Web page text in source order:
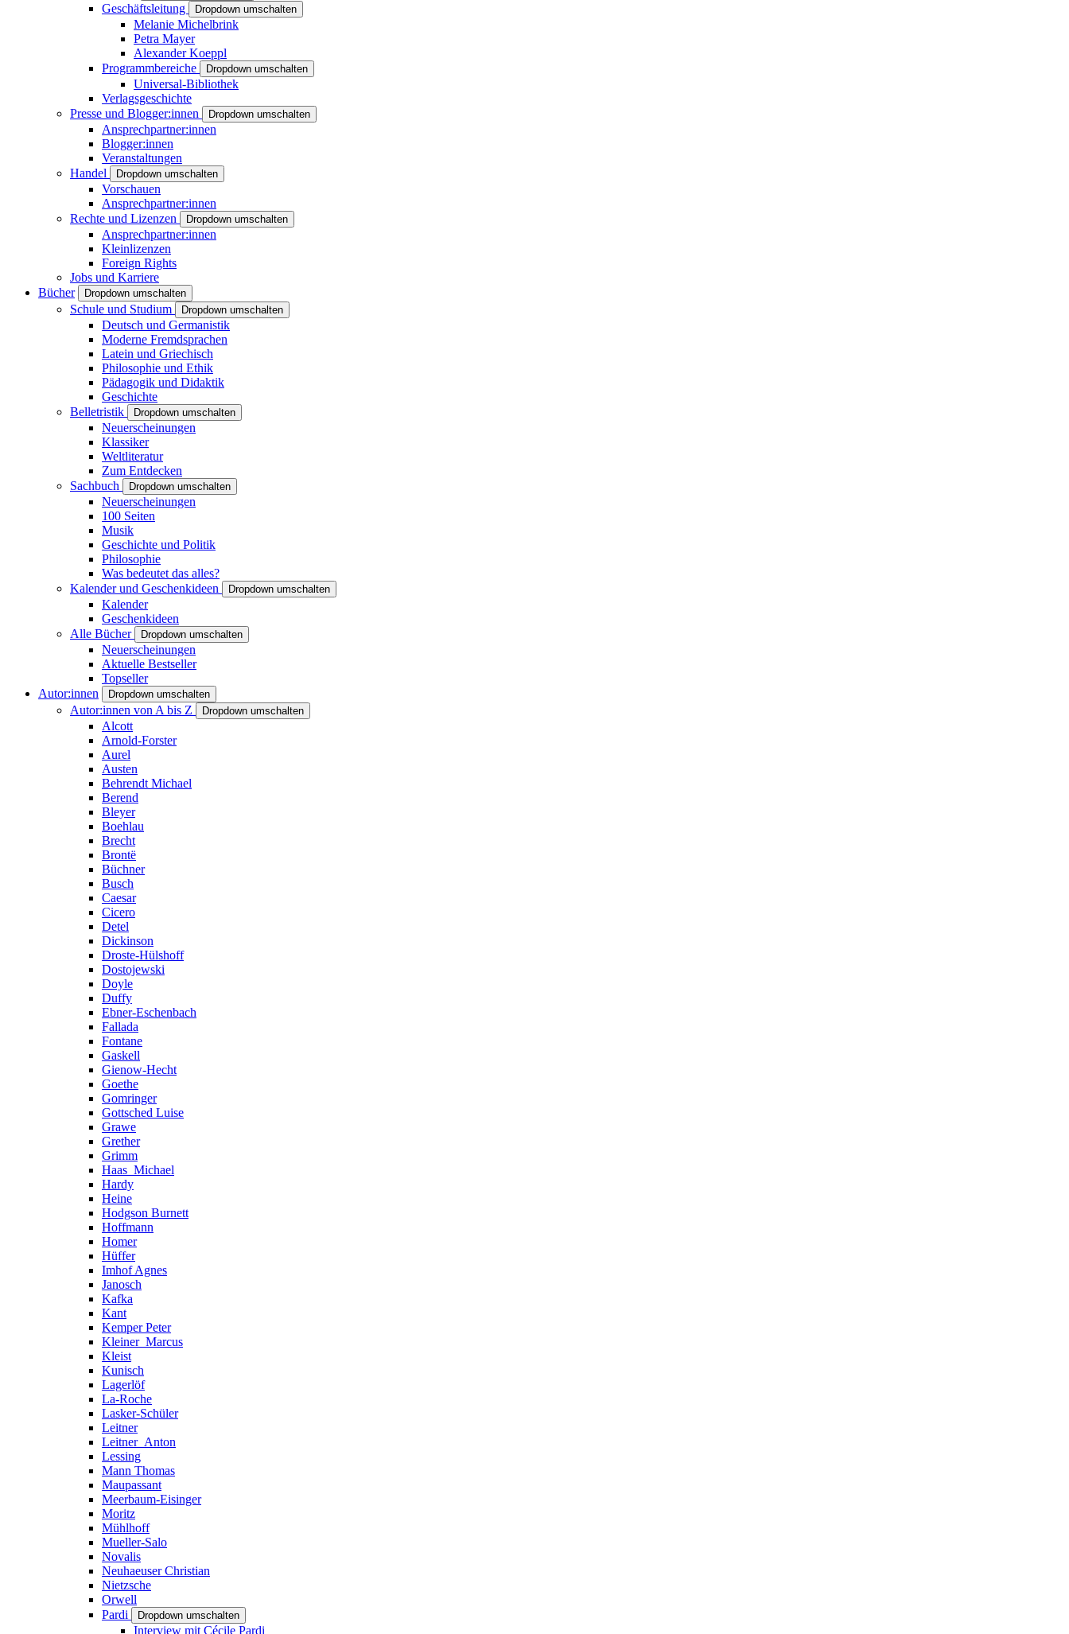
Geschäftsleitung Dropdown umschalten
Melanie Michelbrink
Petra Mayer
Alexander Koeppl
Programmbereiche
Dropdown umschalten
Universal-Bibliothek
Verlagsgeschichte
Presse und Blogger:innen
Dropdown umschalten
Ansprechpartner:innen
Blogger:innen
Veranstaltungen
Handel
Dropdown umschalten
Vorschauen
Ansprechpartner:innen
Rechte und Lizenzen
Dropdown umschalten
Ansprechpartner:innen
Kleinlizenzen
Foreign Rights
Jobs und Karriere
Bücher
Dropdown umschalten
Schule und Studium Dropdown umschalten
Deutsch und Germanistik
Moderne Fremdsprachen
Latein und Griechisch
Philosophie und Ethik
Pädagogik und Didaktik
Geschichte
Belletristik
Dropdown umschalten
Neuerscheinungen
Klassiker
Weltliteratur
Zum Entdecken
Sachbuch
Dropdown umschalten
Neuerscheinungen
100 Seiten
Musik
Geschichte und Politik
Philosophie
Was bedeutet das alles?
Kalender und Geschenkideen
Dropdown umschalten
Kalender
Geschenkideen
Alle Bücher
Dropdown umschalten
Neuerscheinungen
Aktuelle Bestseller
Topseller
Autor:innen
Dropdown umschalten
Autor:innen von A bis Z Dropdown umschalten
Alcott
Arnold-Forster
Aurel
Austen
Behrendt Michael
Berend
Bleyer
Boehlau
Brecht
Brontë
Büchner
Busch
Caesar
Cicero
Detel
Dickinson
Droste-Hülshoff
Dostojewski
Doyle
Duffy
Ebner-Eschenbach
Fallada
Fontane
Gaskell
Gienow-Hecht
Goethe
Gomringer
Gottsched Luise
Grawe
Grether
Grimm
Haas_Michael
Hardy
Heine
Hodgson Burnett
Hoffmann
Homer
Hüffer
Imhof Agnes
Janosch
Kafka
Kant
Kemper Peter
Kleiner_Marcus
Kleist
Kunisch
Lagerlöf
La-Roche
Lasker-Schüler
Leitner
Leitner_Anton
Lessing
Mann Thomas
Maupassant
Meerbaum-Eisinger
Moritz
Mühlhoff
Mueller-Salo
Novalis
Neuhaeuser Christian
Nietzsche
Orwell
Pardi
Dropdown umschalten
Interview mit Cécile Pardi